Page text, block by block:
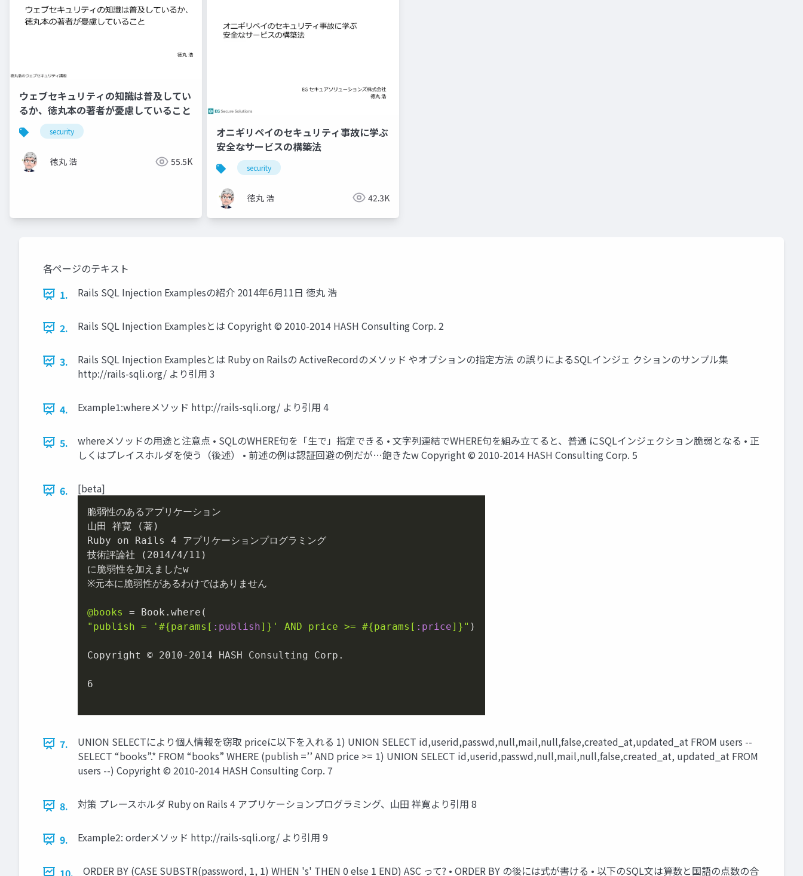
ウェブセキュリティの知識は普及してい
るか、徳丸本の著者が憂慮していること
security
徳丸 浩 55.5K
オニギリペイのセキュリティ事故に学ぶ
安全なサービスの構築法
security
徳丸 浩 42.3K
各ページのテキスト
1.
Rails SQL Injection Examplesの紹介 2014年6月11日 徳丸 浩
2. Rails SQL Injection Examplesとは Copyright © 2010-2014 HASH Consulting Corp. 2
3.
Rails SQL Injection Examplesとは Ruby on Railsの ActiveRecordのメソッド やオプションの指定方法 の誤りによるSQLインジェ クションのサンプル集
http://rails-sqli.org/ より引用 3
4. Example1:whereメソッド http://rails-sqli.org/ より引用 4
5.
whereメソッドの用途と注意点 • SQLのWHERE句を「生で」指定できる • 文字列連結でWHERE句を組み立てると、普通 にSQLインジェクション脆弱となる • 正
しくはプレイスホルダを使う（後述） • 前述の例は認証回避の例だが…飽きたw Copyright © 2010-2014 HASH Consulting Corp. 5
6. [beta]
脆弱性のあるアプリケーション
山田 祥寛 (著)
Ruby on Rails 4 アプリケーションプログラミング
技術評論社 ( 2014/4/11 )
に脆弱性を加えましたw
※元本に脆弱性があるわけではありません
@books
"publish = ' #{params[ :publish]} ' AND price >= #{params[ :price]} " )
Copyright © 2010- 2014 HASH Consulting Corp.
6
7.
UNION SELECTにより個人情報を窃取 priceに以下を入れる 1) UNION SELECT id,userid,passwd,null,mail,null,false,created_at,updated_at FROM users --
SELECT “books”.* FROM “books” WHERE (publish =’’ AND price >= 1) UNION SELECT id,userid,passwd,null,mail,null,false,created_at, updated_at FROM
users --) Copyright © 2010-2014 HASH Consulting Corp. 7
8. 対策 プレースホルダ Ruby on Rails 4 アプリケーションプログラミング、山田 祥寛より引用 8
9. Example2: orderメソッド http://rails-sqli.org/ より引用 9
10. ORDER BY (CASE SUBSTR(password, 1, 1) WHEN 's' THEN 0 else 1 END) ASC って? • ORDER BY の後には式が書ける • 以下のSQL文は算数と国語の点数の合